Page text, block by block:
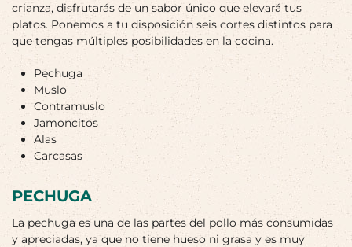
crianza, disfrutarás de un sabor único que elevará tus
platos. Ponemos a tu disposición seis cortes distintos para
que tengas múltiples posibilidades en la cocina.
Pechuga
Muslo
Contramuslo
Jamoncitos
Alas
Carcasas
PECHUGA
La pechuga es una de las partes del pollo más consumidas
y apreciadas, ya que no tiene hueso ni grasa y es muy